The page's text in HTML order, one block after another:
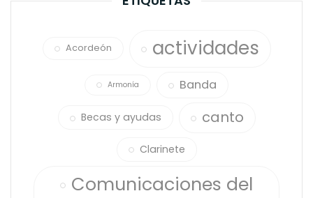
Acordeón actividades
Armonía Banda
Becas y ayudas canto
Clarinete
Comunicaciones del